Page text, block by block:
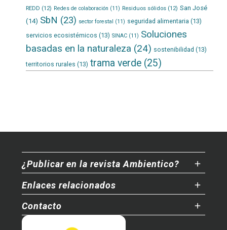
REDD (12) Redes de colaboración (11) Residuos sólidos(12) San José
(14) SbN (23) sector forestal (11) seguridad alimentaria (13)
servicios ecosistémicos (13) SINAC(11) Soluciones
basadas en la naturaleza (24) sostenibilidad (13)
territorios rurales (13) trama verde(25)
¿Publicar en la revista Ambientico?
Enlaces relacionados
Contacto